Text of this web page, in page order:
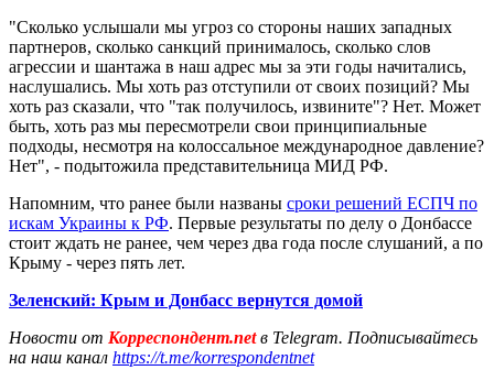
"Сколько услышали мы угроз со стороны наших западных
партнеров, сколько санкций принималось, сколько слов
агрессии и шантажа в наш адрес мы за эти годы начитались,
наслушались. Мы хоть раз отступили от своих позиций? Мы
хоть раз сказали, что "так получилось, извините"? Нет. Может
быть, хоть раз мы пересмотрели свои принципиальные
подходы, несмотря на колоссальное международное давление?
Нет", - подытожила представительница МИД РФ.
Напомним, что ранее были названы сроки решений ЕСПЧ по
искам Украины к РФ. Первые результаты по делу о Донбассе
стоит ждать не ранее, чем через два года после слушаний, а по
Крыму - через пять лет.
Зеленский: Крым и Донбасс вернутся домой
Новости от Корреспондент.netв Telegram. Подписывайтесь
на наш канал https://t.me/korrespondentnet